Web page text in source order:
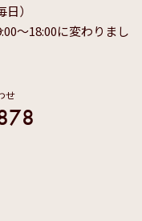
）
～18:00に変わりまし
せ